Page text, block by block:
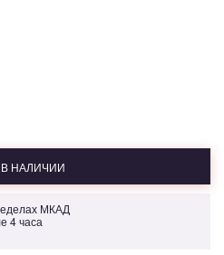
НАЛИЧИИ
МКАД
4 часа